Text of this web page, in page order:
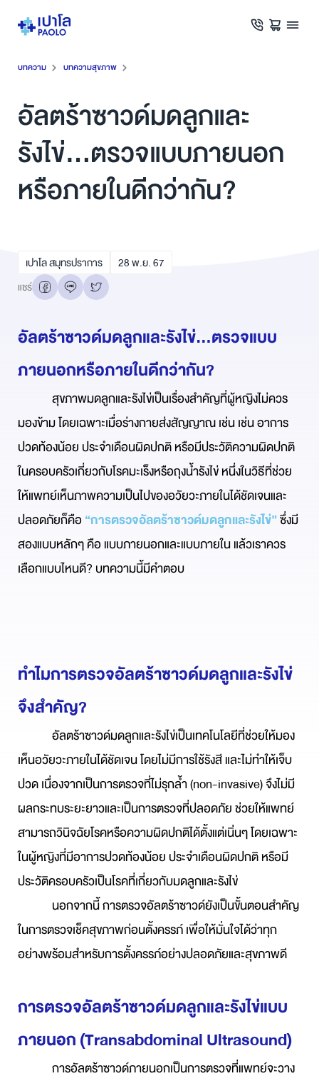
บทความ บทความสุขภาพ
อัลตร้าซาวด์มดลูกและ
รังไข่...ตรวจแบบภายนอก
หรือภายในดีกว่ากัน?
เปาโล สมุทรปราการ 28พ.ย.67
แชร์
อัลตร้าซาวด์มดลูกและรังไข่...ตรวจแบบ
ภายนอกหรือภายในดีกว่ากัน?
สุขภาพมดลูกและรังไข่เป็นเรื่องสำคัญที่ผู้หญิงไม่ควร
มองข้าม โดยเฉพาะเมื่อร่างกายส่งสัญญาณ เช่นเช่น อาการ
ปวดท้องน้อย ประจำเดือนผิดปกติ หรือมีประวัติความผิดปกติ
ในครอบครัวเกี่ยวกับโรคมะเร็งหรือถุงน้ำรังไข่ หนึ่งในวิธีที่ช่วย
ให้แพทย์เห็นภาพความเป็นไปของอวัยวะภายในได้ชัดเจนและ
ปลอดภัยก็คือ“การตรวจอัลตร้าซาวด์มดลูกและรังไข่”ซึ่งมี
สองแบบหลักๆ คือ แบบภายนอกและแบบภายใน แล้วเราควร
เลือกแบบไหนดี? บทความนี้มีคำตอบ
ทำไมการตรวจอัลตร้าซาวด์มดลูกและรังไข่
จึงสำคัญ?
อัลตร้าซาวด์มดลูกและรังไข่เป็นเทคโนโลยีที่ช่วยให้มอง
เห็นอวัยวะภายในได้ชัดเจน โดยไม่มีการใช้รังสี และไม่ทำให้เจ็บ
ปวดเนื่องจากเป็นการตรวจที่ไม่รุกล้ำ (non-invasive) จึงไม่มี
ผลกระทบระยะยาวและเป็นการตรวจที่ปลอดภัย ช่วยให้แพทย์
สามารถวินิจฉัยโรคหรือความผิดปกติได้ตั้งแต่เนิ่นๆ โดยเฉพาะ
ในผู้หญิงที่มีอาการปวดท้องน้อย ประจำเดือนผิดปกติ หรือมี
ประวัติครอบครัวเป็นโรคที่เกี่ยวกับมดลูกและรังไข่
นอกจากนี้ การตรวจอัลตร้าซาวด์ยังเป็นขั้นตอนสำคัญ
ในการตรวจเช็คสุขภาพก่อนตั้งครรภ์ เพื่อให้มั่นใจได้ว่าทุก
อย่างพร้อมสำหรับการตั้งครรภ์อย่างปลอดภัยและสุขภาพดี
การตรวจอัลตร้าซาวด์มดลูกและรังไข่แบบ
ภายนอก (Transabdominal Ultrasound)
การอัลตร้าซาวด์ภายนอกเป็นการตรวจที่แพทย์จะวาง